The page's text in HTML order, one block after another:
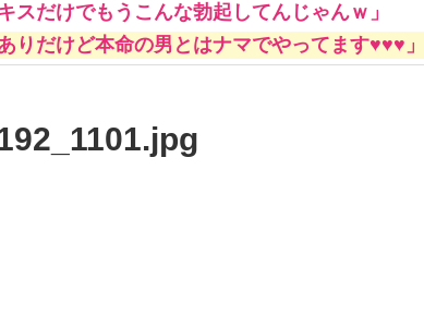
スだけでもうこんな勃起してんじゃんｗ」
りだけど本命の男とはナマでやってます♥♥♥」